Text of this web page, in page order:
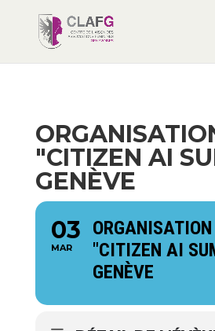
"CITIZEN AI
GENÈVE
03
MAR
ORGANISATION
"CITIZEN AI
GENÈVE